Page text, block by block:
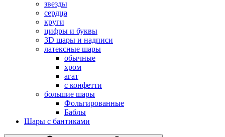
звезды
сердца
круги
цифры и буквы
3D шары и надписи
латексные шары
обычные
хром
агат
с конфетти
большие шары
Фольгированные
Баблы
Шары с бантиками